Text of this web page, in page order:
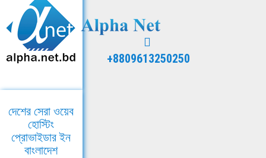
+8809613250250
দেশের সেরা ওয়েব
হোস্টিং
প্রোভাইডার ইন
বাংলাদেশ